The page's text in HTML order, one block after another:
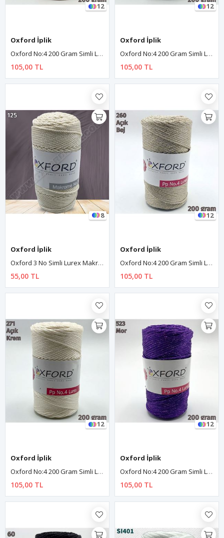
12
Oxford İplik
Oxford No:4 200 Gram Simli Lurex Makrome - Pudra 72
105,00 TL
12
Oxford İplik
Oxford No:4 200 Gram Simli Lurex Makrome - Açık Gri 34
105,00 TL
8
Oxford İplik
Oxford 3 No Simli Lurex Makrome - 125 Koyu Krem
55,00 TL
12
Oxford İplik
Oxford No:4 200 Gram Simli Lurex Makrome - Açık Bej 260
105,00 TL
12
Oxford İplik
Oxford No:4 200 Gram Simli Lurex Makrome - Açık Krem 271
105,00 TL
12
Oxford İplik
Oxford No:4 200 Gram Simli Lurex Makrome - Mor 523
105,00 TL